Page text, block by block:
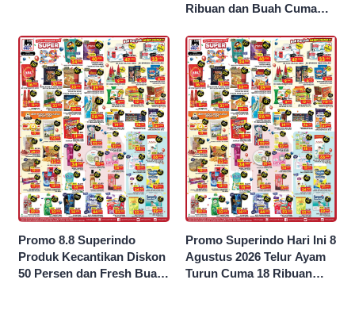
Ribuan dan Buah Cuma
Promo 8.8 Superindo
Produk Kecantikan Diskon
50 Persen dan Fresh Buah
Promo Superindo Hari Ini 8
Agustus 2026 Telur Ayam
Turun Cuma 18 Ribuan